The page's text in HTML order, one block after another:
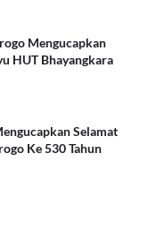
Mengucapkan
HUT Bhayangkara
Selamat
Ke 530 Tahun